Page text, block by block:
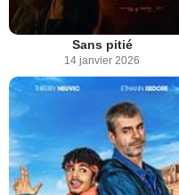
Sans pitié
14 janvier 2026